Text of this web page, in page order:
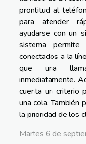
prontitud al
para atender
ayudarse con un
sistema
conectados a la
que una
inmediatamente.
cuenta un criterio
una cola. También
la prioridad de los
Martes 6 de